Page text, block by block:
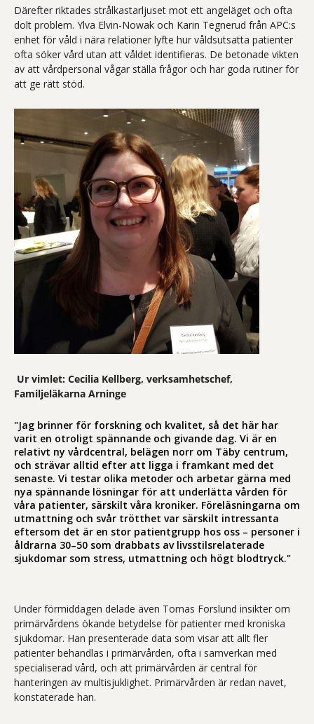
Därefter riktades strålkastarljuset mot ett angeläget och ofta
dolt problem. Ylva Elvin-Nowak och Karin Tegnerud från APC:s
enhet för våld i nära relationer lyfte hur våldsutsatta patienter
ofta söker vård utan att våldet identifieras. De betonade vikten
av att vårdpersonal vågar ställa frågor och har goda rutiner för
att ge rätt stöd.
Ur vimlet: Cecilia Kellberg, verksamhetschef,
Familjeläkarna Arninge
"Jag brinner för forskning och kvalitet, så det här har
varit en otroligt spännande och givande dag. Vi är en
relativt ny vårdcentral, belägen norr om Täby centrum,
och strävar alltid efter att ligga i framkant med det
senaste. Vi testar olika metoder och arbetar gärna med
nya spännande lösningar för att underlätta vården för
våra patienter, särskilt våra kroniker. Föreläsningarna om
utmattning och svår trötthet var särskilt intressanta
eftersom det är en stor patientgrupp hos oss – personer i
åldrarna 30–50 som drabbats av livsstilsrelaterade
sjukdomar som stress, utmattning och högt blodtryck."
Under förmiddagen delade även Tomas Forslund insikter om
primärvårdens ökande betydelse för patienter med kroniska
sjukdomar. Han presenterade data som visar att allt fler
patienter behandlas i primärvården, ofta i samverkan med
specialiserad vård, och att primärvården är central för
hanteringen av multisjuklighet. Primärvården är redan navet,
konstaterade han.